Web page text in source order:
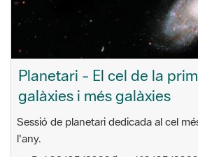
Planetari - El cel de la
galàxies i més galàxies
Sessió de planetari dedicada al cel
l'any.